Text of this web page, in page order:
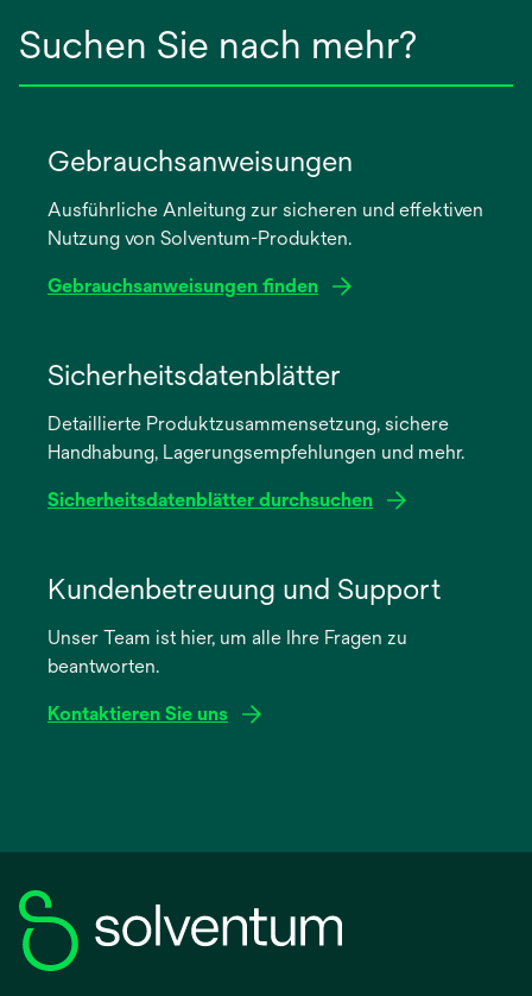
Suchen Sie nach mehr?
Gebrauchsanweisungen
Ausführliche Anleitung zur sicheren und effektiven
Nutzung von Solventum-Produkten.
Gebrauchsanweisungen finden
neuen
Registerkarte
Sicherheitsdatenblätter
Detaillierte Produktzusammensetzung, sichere
Handhabung, Lagerungsempfehlungen und mehr.
Sicherheitsdatenblätter durchsuchen
neuen
Registerkarte
Kundenbetreuung und Support
Unser Team ist hier, um alle Ihre Fragen zu
beantworten.
Kontaktieren Sie uns